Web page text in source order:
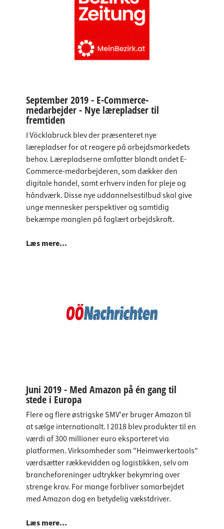
September 2019 - E-Commerce-
medarbejder - Nye lærepladser til
fremtiden
I Vöcklabruck blev der præsenteret nye
lærepladser for at reagere på arbejdsmarkedets
behov. Lærepladserne omfatter blandt andet E-
Commerce-medarbejderen, som dækker den
digitale handel, samt erhverv inden for pleje og
håndværk. Disse nye uddannelsestilbud skal give
unge mennesker perspektiver og samtidig
bekæmpe manglen på faglært arbejdskraft.
Læs mere...
Juni 2019 - Med Amazon på én gang til
stede i Europa
Flere og flere østrigske SMV'er bruger Amazon til
at sælge internationalt. I 2018 blev produkter til en
værdi af 300 millioner euro eksporteret via
platformen. Virksomheder som "Heimwerkertools"
værdsætter rækkevidden og logistikken, selv om
brancheforeninger udtrykker bekymring over
strenge krav. For mange forbliver samarbejdet
med Amazon dog en betydelig vækstdriver.
Læs mere...